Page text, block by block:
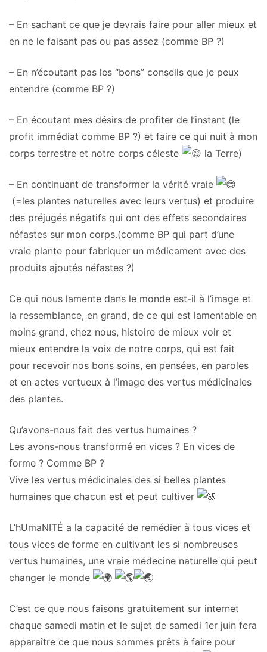
– En sachant ce que je devrais faire pour aller mieux et
en ne le faisant pas ou pas assez (comme BP ?)
– En n’écoutant pas les “bons” conseils que je peux
entendre (comme BP ?)
– En écoutant mes désirs de profiter de l’instant (le
profit immédiat comme BP ?) et faire ce qui nuit à mon
corps terrestre et notre corps céleste
la Terre)
– En continuant de transformer la vérité vraie
(=les plantes naturelles avec leurs vertus) et produire
des préjugés négatifs qui ont des effets secondaires
néfastes sur mon corps.(comme BP qui part d’une
vraie plante pour fabriquer un médicament avec des
produits ajoutés néfastes ?)
Ce qui nous lamente dans le monde est-il à l’image et
la ressemblance, en grand, de ce qui est lamentable en
moins grand, chez nous, histoire de mieux voir et
mieux entendre la voix de notre corps, qui est fait
pour recevoir nos bons soins, en pensées, en paroles
et en actes vertueux à l’image des vertus médicinales
des plantes.
Qu’avons-nous fait des vertus humaines ?
Les avons-nous transformé en vices ? En vices de
forme ? Comme BP ?
Vive les vertus médicinales des si belles plantes
humaines que chacun est et peut cultiver
L’hUmaNITÉ a la capacité de remédier à tous vices et
tous vices de forme en cultivant les si nombreuses
vertus humaines, une vraie médecine naturelle qui peut
changer le monde
C’est ce que nous faisons gratuitement sur internet
chaque samedi matin et le sujet de samedi 1er juin fera
apparaître ce que nous sommes prêts à faire pour